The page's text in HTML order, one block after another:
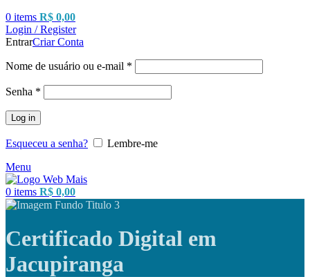
0 items R$ 0,00
Login / Register
EntrarCriar Conta
Nome de usuário ou e-mail *
Senha *
Log in
Esqueceu a senha?
Lembre-me
Menu
0 items R$ 0,00
Certificado Digital em
Jacupiranga